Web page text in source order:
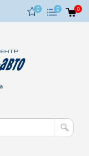
0 0 0